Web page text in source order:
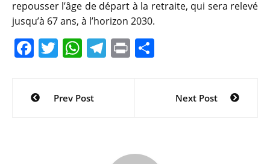
repousser l’âge de départ à la retraite, qui sera relevé
jusqu’à 67 ans, à l’horizon 2030.
F
c
e
T
er
W
s
T Pr
Navigation
Prev Post Next Post